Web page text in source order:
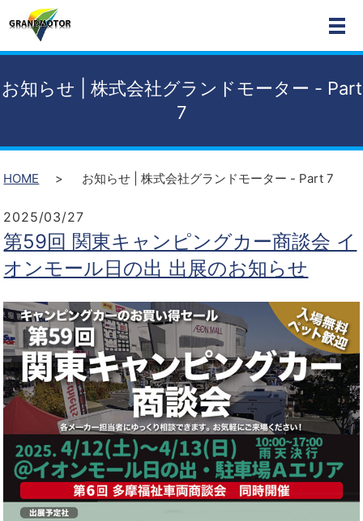
お知らせ | 株式会社グランドモーター - Part
7
HOME お知らせ | 株式会社グランドモーター - Part 7
2025/03/27
第59回 関東キャンピングカー商談会 イ
オンモール日の出 出展のお知らせ